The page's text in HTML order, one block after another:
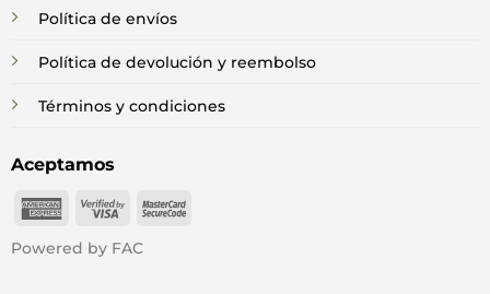
Política de envíos
Política de devolución y reembolso
Términos y condiciones
Aceptamos
American
Visa
MasterCard
Powered by FAC